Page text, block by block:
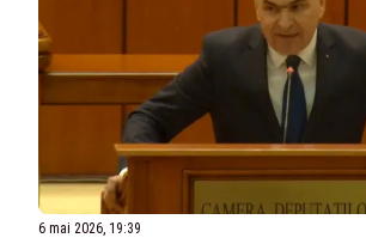
6 mai 2026, 19:39